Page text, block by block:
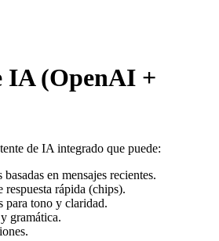
IA (OpenAI +
de IA integrado que puede:
basadas en mensajes recientes.
respuesta rápida (chips).
para tono y claridad.
gramática.